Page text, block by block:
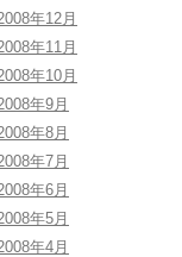
年12月
年11月
年10月
年9月
年8月
年7月
年6月
年5月
年4月